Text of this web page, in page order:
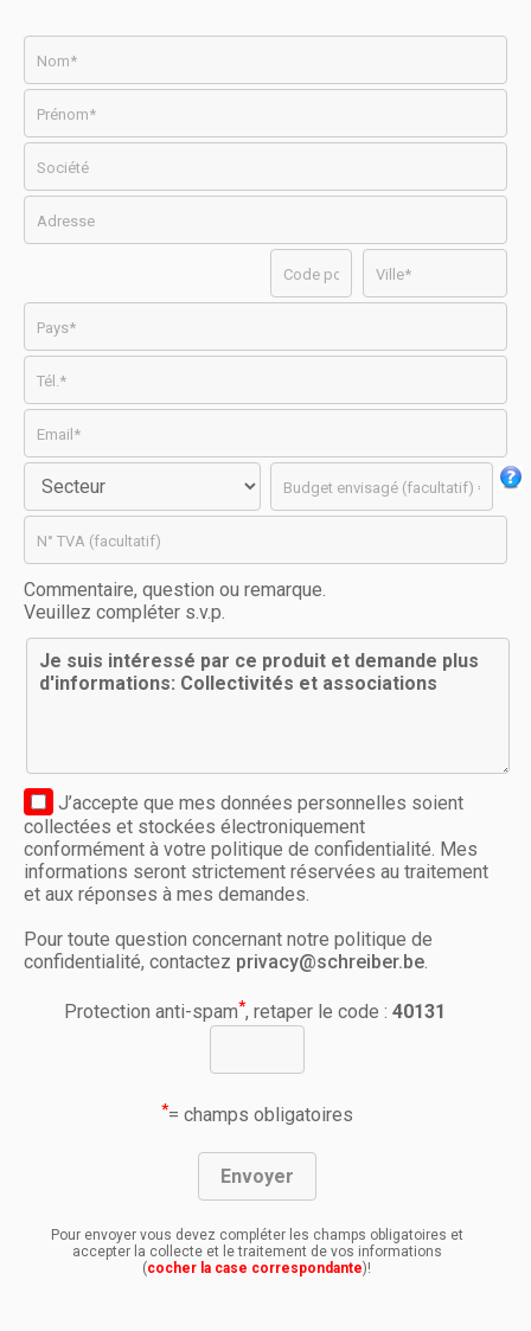
Commentaire, question ou remarque.
Veuillez compléter s.v.p.
J’accepte que mes données personnelles soient
collectées et stockées électroniquement
conformément à votre politique de confidentialité. Mes
informations seront strictement réservées au traitement
et aux réponses à mes demandes.
Pour toute question concernant notre politique de
confidentialité, contactez privacy@schreiber.be.
Protection anti-spam*, retaper le code : 40131
*= champs obligatoires
Pour envoyer vous devez compléter les champs obligatoires et
accepter la collecte et le traitement de vos informations
(cocher la case correspondante)!